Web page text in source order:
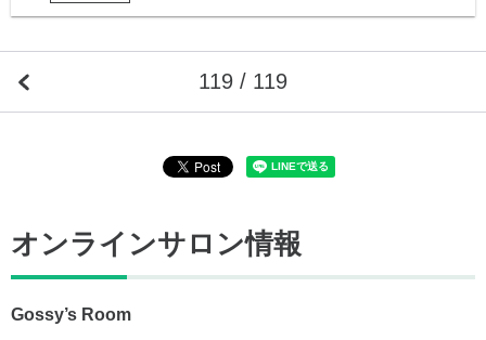
119 / 119
オンラインサロン情報
Gossy’s Room